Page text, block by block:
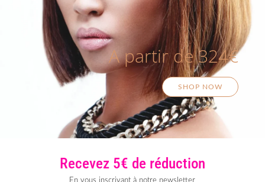
A partir de 324€
SHOP NOW
Recevez 5€ de réduction